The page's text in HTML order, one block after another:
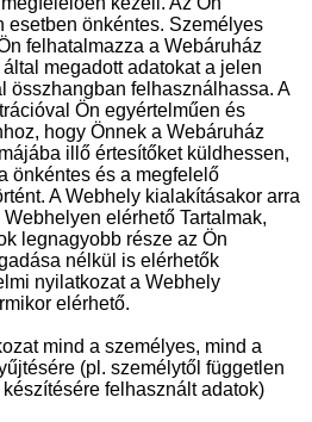
esetben önkéntes. Személyes
felhatalmazza a Webáruház
megadott adatokat a jelen
összhangban felhasználhassa. A
Ön egyértelműen és
hogy Önnek a Webáruház
illő értesítőket küldhessen,
önkéntes és a megfelelő
A Webhely kialakításakor arra
elérhető Tartalmak,
legnagyobb része az Ön
nélkül is elérhetők
nyilatkozat a Webhely
elérhető.
mind a személyes, mind a
(pl. személytől független
felhasznált adatok)